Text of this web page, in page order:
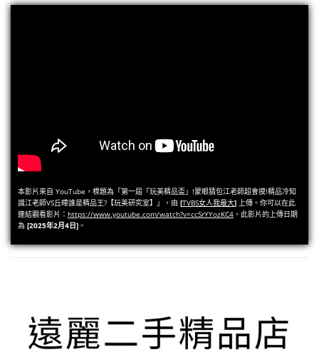
本影片來自 YouTube，標題為「第一屆「玩美精品盃」!蒙眼猜包江老師超會摸!精品冷知
識江老師VS丘曄誰是精品王?【玩美研究室】」，由 [TVBS女人我最大] 上傳。你可以在此
連結觀看影片： https://www.youtube.com/watch?v=ccSrYYozKC4 。此影片的上傳日期
為 [2025年2月4日] 。